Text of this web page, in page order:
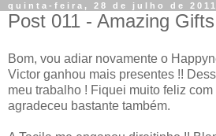
quinta-feira, 28 de julho de 2011
Post 011 - Amazing
Bom, vou adiar novamente o
Victor ganhou mais presentes !!
meu trabalho ! Fiquei muito feliz
agradeceu bastante também.